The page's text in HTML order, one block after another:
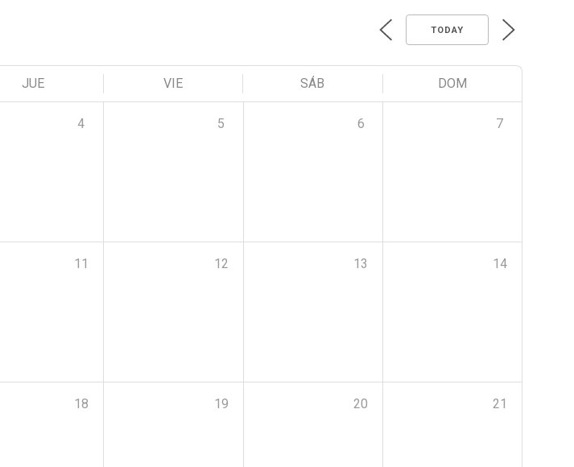
TODAY
JUE VIE SÁB DOM
4 5 6 7
11 12 13 14
18 19 20 21